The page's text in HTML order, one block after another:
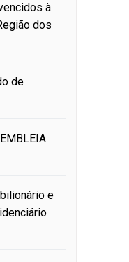
à
dos
de
e